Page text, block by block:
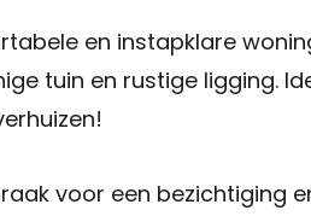
en instapklare
tuin en rustige ligging.
voor een bezichtiging